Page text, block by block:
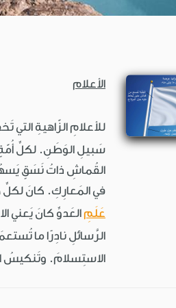
الأعلام
للأعلامِ الزّاهيةِ التي
سَبيلِ الوَطَنِ. لكلِّ أُمّةٍ
القُماشِ ذاتُ نَسَقٍ
في المَعارِكِ. كانَ
عَلَمِالعَدوِّ كانَ يَعني
الرَّسائلِ نادِرًا ما
الاستِسلامَ. وتَنكيسُ